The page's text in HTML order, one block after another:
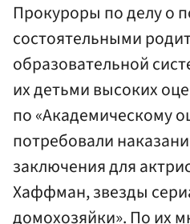
Прокуроры по делу о
состоятельными
образовательной
их детьми высоких
по «Академическому
потребовали
заключения для
Хаффман, звезды
домохозяйки». По их